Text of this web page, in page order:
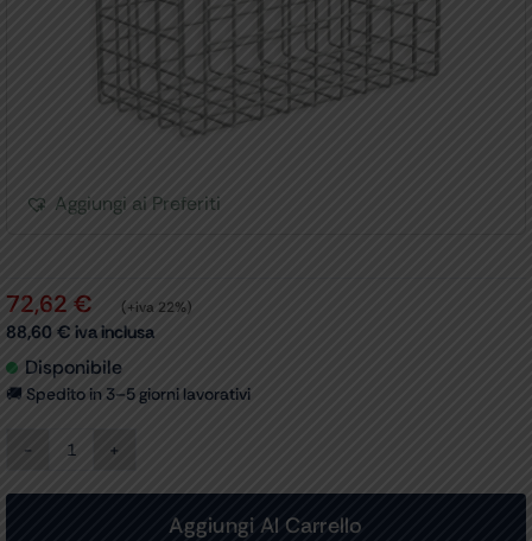
Aggiungi ai Preferiti
72,62 € (+iva 22%)
88,60 € iva inclusa
Disponibile
🚚 Spedito in 3–5 giorni lavorativi
CESTELLO
cod.
Aggiungi Al Carrello